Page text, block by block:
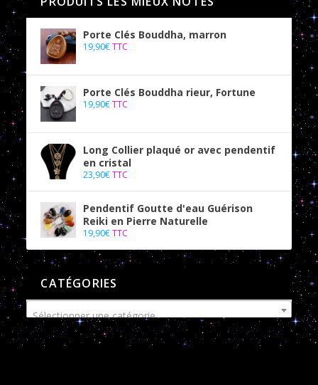
Porte Clés Bouddha, marron
19,90€ TTC
Porte Clés Bouddha rieur, Fortune
19,90€ TTC
Long Collier plaqué or avec pendentif
en cristal
23,90€ TTC
Pendentif Goutte d'eau Guérison
Reiki en Pierre Naturelle
19,90€ TTC
CATÉGORIES
Sélectionner une catégorie